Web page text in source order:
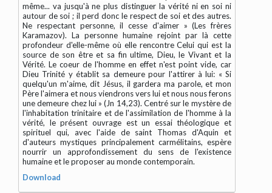
même... va jusqu'à ne plus distinguer la vérité ni en soi ni
autour de soi ; il perd donc le respect de soi et des autres.
Ne respectant personne, il cesse d'aimer » (Les frères
Karamazov). La personne humaine rejoint par là cette
profondeur d'elle-même où elle rencontre Celui qui est la
source de son être et sa fin ultime, Dieu, le Vivant et la
Vérité. Le coeur de l'homme en effet n'est point vide, car
Dieu Trinité y établit sa demeure pour l'attirer à lui: « Si
quelqu'un m'aime, dit Jésus, il gardera ma parole, et mon
Père l'aimera et nous viendrons vers lui et nous nous ferons
une demeure chez lui » (Jn 14,23). Centré sur le mystère de
l'inhabitation trinitaire et de l'assimilation de l'homme à la
vérité, le présent ouvrage est un essai théologique et
spirituel qui, avec l'aide de saint Thomas d'Aquin et
d'auteurs mystiques principalement carmélitains, espère
nourrir un approfondissement du sens de l'existence
humaine et le proposer au monde contemporain.
Download